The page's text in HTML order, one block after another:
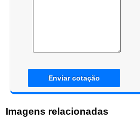
Enviar cotação
Imagens relacionadas